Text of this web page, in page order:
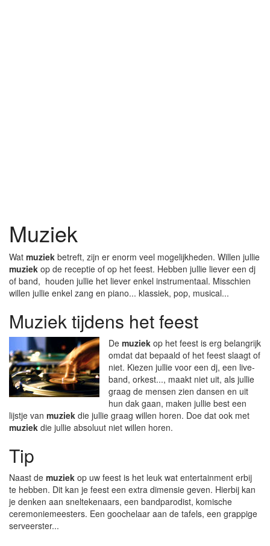
Muziek
Wat muziek betreft, zijn er enorm veel mogelijkheden. Willen jullie
muziek op de receptie of op het feest. Hebben jullie liever een dj
of band, houden jullie het liever enkel instrumentaal. Misschien
willen jullie enkel zang en piano... klassiek, pop, musical...
Muziek tijdens het feest
De muziek op het feest is erg belangrijk
omdat dat bepaald of het feest slaagt of
niet. Kiezen jullie voor een dj, een live-
band, orkest..., maakt niet uit, als jullie
graag de mensen zien dansen en uit
hun dak gaan, maken jullie best een
lijstje van muziek die jullie graag willen horen. Doe dat ook met
muziek die jullie absoluut niet willen horen.
Tip
Naast de muziek op uw feest is het leuk wat entertainment erbij
te hebben. Dit kan je feest een extra dimensie geven. Hierbij kan
je denken aan sneltekenaars, een bandparodist, komische
ceremoniemeesters. Een goochelaar aan de tafels, een grappige
serveerster...